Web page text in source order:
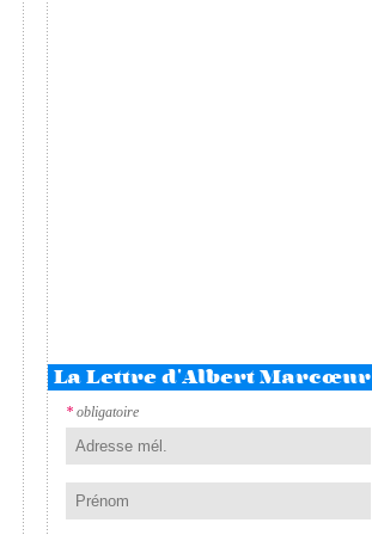
La Lettre d'Albert Marcœur
* obligatoire